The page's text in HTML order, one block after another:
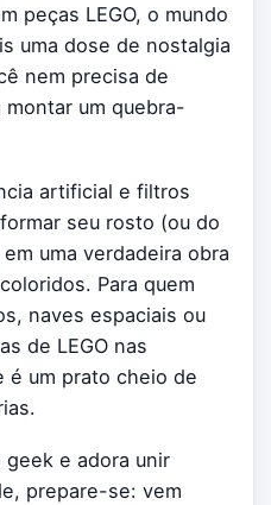
peças LEGO, o mundo
uma dose de nostalgia
nem precisa de
um quebra-
artificial e filtros
seu rosto (ou do
uma verdadeira obra
Para quem
naves espaciais ou
de LEGO nas
é um prato cheio de
e adora unir
prepare-se: vem